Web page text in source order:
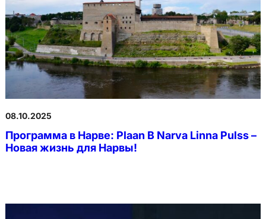
08.10.2025
Программа в Нарве: Plaan B Narva Linna Pulss –
Новая жизнь для Нарвы!